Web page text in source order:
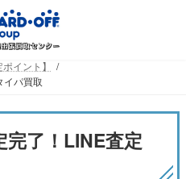
ポイント】
イパ買取
了！LINE査定